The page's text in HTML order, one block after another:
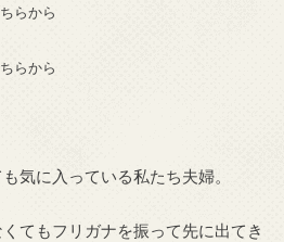
らから
らから
気に入っている私たち夫婦。
てもフリガナを振って先に出てき